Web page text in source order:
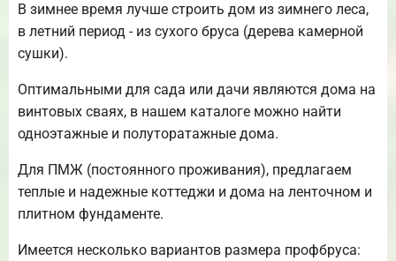
В зимнее время лучше строить дом из зимнего леса,
в летний период - из сухого бруса (дерева камерной
сушки).
Оптимальными для сада или дачи являются дома на
винтовых сваях, в нашем каталоге можно найти
одноэтажные и полуторатажные дома.
Для ПМЖ (постоянного проживания), предлагаем
теплые и надежные коттеджи и дома на ленточном и
плитном фундаменте.
Имеется несколько вариантов размера профбруса: